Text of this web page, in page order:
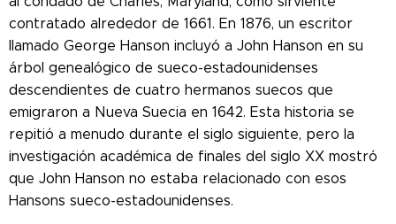
contratado alrededor de 1661. En 1876, un escritor
llamado George Hanson incluyó a John Hanson en su
árbol genealógico de sueco-estadounidenses
descendientes de cuatro hermanos suecos que
emigraron a Nueva Suecia en 1642. Esta historia se
repitió a menudo durante el siglo siguiente, pero la
investigación académica de finales del siglo XX mostró
que John Hanson no estaba relacionado con esos
Hansons sueco-estadounidenses.